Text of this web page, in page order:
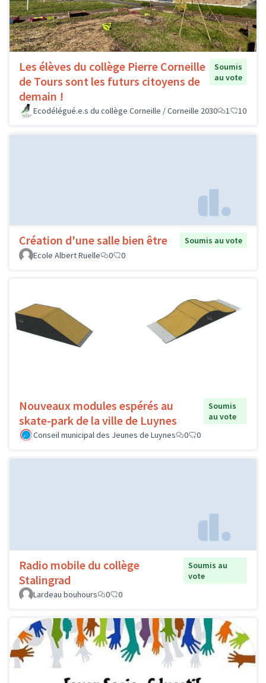
Les élèves du collège Pierre Corneille
de Tours sont les futurs citoyens de
demain !
Soumis
au vote
Ecodélégué.e.s du collège Corneille / Corneille 2030 1 10
Création d'une salle bien être
Soumis au vote
Ecole Albert Ruelle
0 0
Nouveaux modules espérés au
skate-park de la ville de Luynes
Soumis
au vote
Conseil municipal des Jeunes de Luynes
0 0
Radio mobile du collège
Stalingrad
Soumis au
vote
Lardeau bouhours
0 0